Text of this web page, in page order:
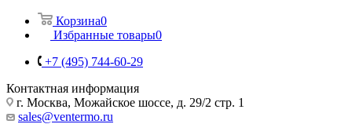
Корзина0
Избранные товары0
+7 (495) 744-60-29
Контактная информация
г. Москва, Можайское шоссе, д. 29/2 стр. 1
sales@ventermo.ru